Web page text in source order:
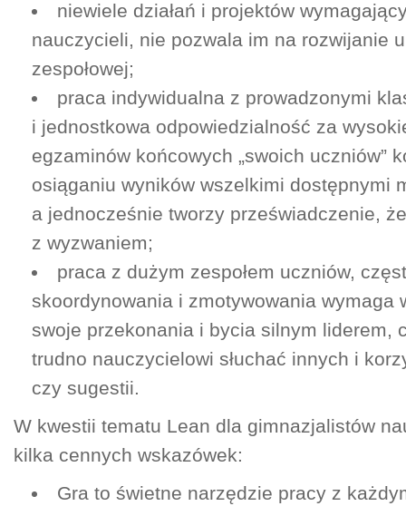
niewiele działań i projektów
nauczycieli, nie pozwala im na rozwijanie
zespołowej;
praca indywidualna z prowadzonymi
i jednostkowa odpowiedzialność za
egzaminów końcowych „swoich uczniów”
osiąganiu wyników wszelkimi dostępnymi
a jednocześnie tworzy przeświadczenie,
z wyzwaniem;
praca z dużym zespołem uczniów,
skoordynowania i zmotywowania wymaga
swoje przekonania i bycia silnym liderem,
trudno nauczycielowi słuchać innych i
czy sugestii.
W kwestii tematu Lean dla gimnazjalistów
kilka cennych wskazówek:
Gra to świetne narzędzie pracy z